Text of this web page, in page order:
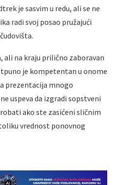
je sasvim u redu, ali se ne
radi svoj posao pružajući
ali na kraju prilično zaboravan
je kompetentan u onome
prezentacija mnogo
uspeva da izgradi sopstveni
ako ste zasićeni sličnim
vrednost ponovnog